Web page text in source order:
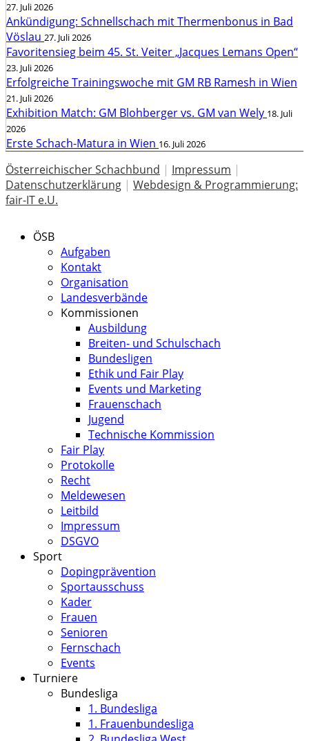
27. Juli 2026
Ankündigung: Schnellschach mit Thermenbonus in Bad
Vöslau 27. Juli 2026
Favoritensieg beim 45. St. Veiter „Jacques Lemans Open“
23. Juli 2026
Erfolgreiche Trainingswoche mit GM RB Ramesh in Wien
21. Juli 2026
Exhibition Match: GM Blohberger vs. GM van Wely 18. Juli
2026
Erste Schach-Matura in Wien 16. Juli 2026
Österreichischer Schachbund | Impressum |
Datenschutzerklärung | Webdesign & Programmierung:
fair-IT e.U.
ÖSB
Aufgaben
Kontakt
Organisation
Landesverbände
Kommissionen
Ausbildung
Breiten- und Schulschach
Bundesligen
Ethik und Fair Play
Events und Marketing
Frauenschach
Jugend
Technische Kommission
Fair Play
Protokolle
Recht
Meldewesen
Leitbild
Impressum
DSGVO
Sport
Dopingprävention
Sportausschuss
Kader
Frauen
Senioren
Fernschach
Events
Turniere
Bundesliga
1. Bundesliga
1. Frauenbundesliga